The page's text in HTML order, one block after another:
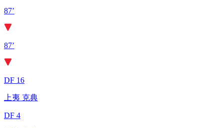
87’
87’
DF 16
上夷 克典
DF 4